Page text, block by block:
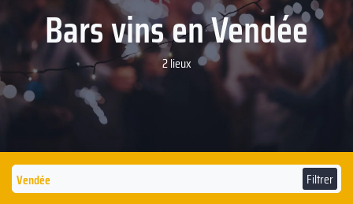
Bars vins en Vendée
2 lieux
Filtrer